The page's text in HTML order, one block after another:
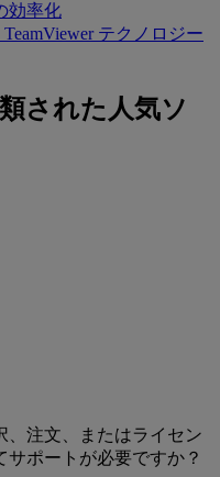
効率化
TeamViewer テクノロジー
された人気ソ
、注文、またはライセン
サポートが必要ですか？